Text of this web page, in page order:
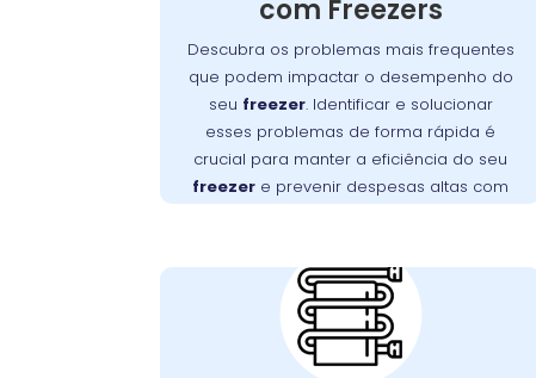
com Freezers
Descubra os problemas mais frequentes
que podem impactar o desempenho do
seu freezer. Identificar e solucionar
esses problemas de forma rápida é
crucial para manter a eficiência do seu
freezer e prevenir despesas altas com
resolver esses problemas rapidamente é
essencial para manter a eficiência do seu
freezer e evitar altos custos com reparos
Wandertec
, no Jardim Social, oferece
serviços especializados para
diagnosticar e corrigir esses problemas,
Limpeza das
Serpentinas do
Condensador no
Jardim Social